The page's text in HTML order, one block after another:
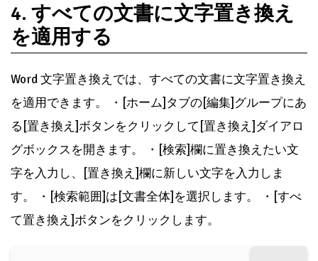
4. すべての文書に文字置き換え
を適用する
Word 文字置き換えでは、すべての文書に文字置き換え
を適用できます。 ・[ホーム]タブの[編集]グループにあ
る[置き換え]ボタンをクリックして[置き換え]ダイアロ
グボックスを開きます。 ・[検索]欄に置き換えたい文
字を入力し、[置き換え]欄に新しい文字を入力しま
す。 ・[検索範囲]は[文書全体]を選択します。 ・[すべ
て置き換え]ボタンをクリックします。